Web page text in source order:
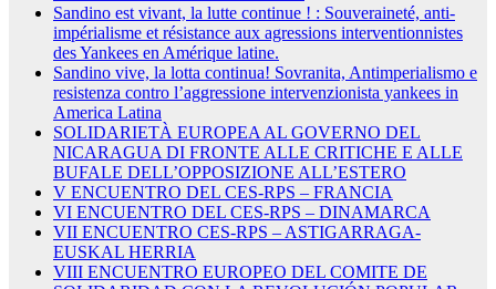
Sandino est vivant, la lutte continue ! : Souveraineté, anti-
impérialisme et résistance aux agressions interventionnistes
des Yankees en Amérique latine.
Sandino vive, la lotta continua! Sovranita, Antimperialismo e
resistenza contro l’aggressione intervenzionista yankees in
America Latina
SOLIDARIETÀ EUROPEA AL GOVERNO DEL
NICARAGUA DI FRONTE ALLE CRITICHE E ALLE
BUFALE DELL’OPPOSIZIONE ALL’ESTERO
V ENCUENTRO DEL CES-RPS – FRANCIA
VI ENCUENTRO DEL CES-RPS – DINAMARCA
VII ENCUENTRO CES-RPS – ASTIGARRAGA-
EUSKAL HERRIA
VIII ENCUENTRO EUROPEO DEL COMITE DE